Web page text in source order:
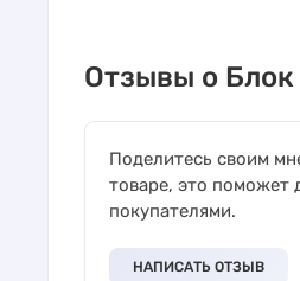
Отзывы о
Поделитесь своим
товаре, это поможет
покупателями.
НАПИСАТЬ ОТЗЫВ